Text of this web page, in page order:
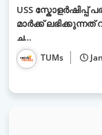
USS
മാർക്ക്
ച…
TUMs